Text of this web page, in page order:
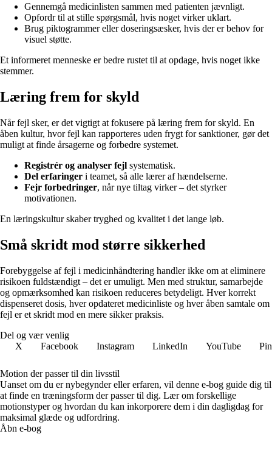
Gennemgå medicinlisten sammen med patienten jævnligt.
Opfordr til at stille spørgsmål, hvis noget virker uklart.
Brug piktogrammer eller doseringsæsker, hvis der er behov for
visuel støtte.
Et informeret menneske er bedre rustet til at opdage, hvis noget ikke
stemmer.
Læring frem for skyld
Når fejl sker, er det vigtigt at fokusere på læring frem for skyld. En
åben kultur, hvor fejl kan rapporteres uden frygt for sanktioner, gør det
muligt at finde årsagerne og forbedre systemet.
Registrér og analyser fejl systematisk.
Del erfaringer i teamet, så alle lærer af hændelserne.
Fejr forbedringer, når nye tiltag virker – det styrker
motivationen.
En læringskultur skaber tryghed og kvalitet i det lange løb.
Små skridt mod større sikkerhed
Forebyggelse af fejl i medicinhåndtering handler ikke om at eliminere
risikoen fuldstændigt – det er umuligt. Men med struktur, samarbejde
og opmærksomhed kan risikoen reduceres betydeligt. Hver korrekt
dispenseret dosis, hver opdateret medicinliste og hver åben samtale om
fejl er et skridt mod en mere sikker praksis.
Del og vær venlig
X
Facebook Instagram LinkedIn YouTube
Motion der passer til din livsstil
Uanset om du er nybegynder eller erfaren, vil denne e-bog guide dig til
at finde en træningsform der passer til dig. Lær om forskellige
motionstyper og hvordan du kan inkorporere dem i din dagligdag for
maksimal glæde og udfordring.
Åbn e-bog